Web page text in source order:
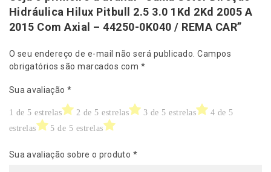
o
m
A
i
a
-
4
2
0
Hidráulica Hilux Pitbull 2.5 3.0 1Kd 2Kd 2005 A
2015 Com Axial – 44250-0K040 / REMA CAR”
O seu endereço de e-mail não será publicado. Campos
obrigatórios são marcados com *
Sua avaliação *
1 de 5 estrelas 2 de 5 estrelas 3 de 5 estrelas
4 de 5
estrelas
5 de 5 estrelas
Sua avaliação sobre o produto *